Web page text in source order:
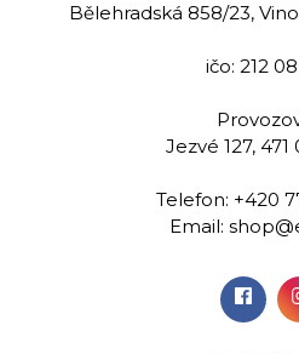
červené víno
519,00
košíku
Bělehradská 858/23,
ičo: 212
Jezvé 127,
Telefon: +420
Email: